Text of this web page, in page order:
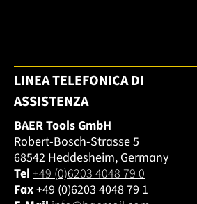
LINEA TELEFONICA DI
ASSISTENZA
BAER Tools GmbH
Robert-Bosch-Strasse 5
68542 Heddesheim, Germany
Tel +49 (0)6203 4048 79 0
Fax+49 (0)6203 4048 79 1